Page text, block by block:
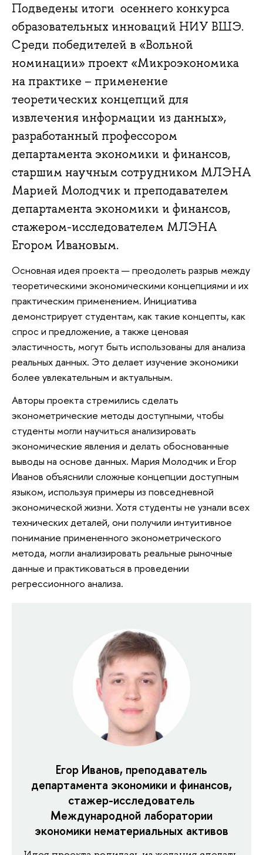
Подведены итоги осеннего конкурса
образовательных инноваций НИУ ВШЭ.
Среди победителей в «Вольной
номинации» проект «Микроэкономика
на практике – применение
теоретических концепций для
извлечения информации из данных»,
разработанный профессором
департамента экономики и финансов,
старшим научным сотрудником МЛЭНА
Марией Молодчик и преподавателем
департамента экономики и финансов,
стажером-исследователем МЛЭНА
Егором Ивановым.
Основная идея проекта — преодолеть разрыв между
теоретическими экономическими концепциями и их
практическим применением. Инициатива
демонстрирует студентам, как такие концепты, как
спрос и предложение, а также ценовая
эластичность, могут быть использованы для анализа
реальных данных. Это делает изучение экономики
более увлекательным и актуальным.
Авторы проекта стремились сделать
эконометрические методы доступными, чтобы
студенты могли научиться анализировать
экономические явления и делать обоснованные
выводы на основе данных. Мария Молодчик и Егор
Иванов объяснили сложные концепции доступным
языком, используя примеры из повседневной
экономической жизни. Хотя студенты не узнали всех
технических деталей, они получили интуитивное
понимание примененного эконометрического
метода, могли анализировать реальные рыночные
данные и практиковаться в проведении
регрессионного анализа.
Егор Иванов, преподаватель
департамента экономики и финансов,
стажер-исследователь
Международной лаборатории
экономики нематериальных активов